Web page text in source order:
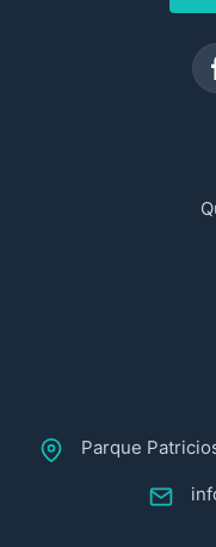
Parque